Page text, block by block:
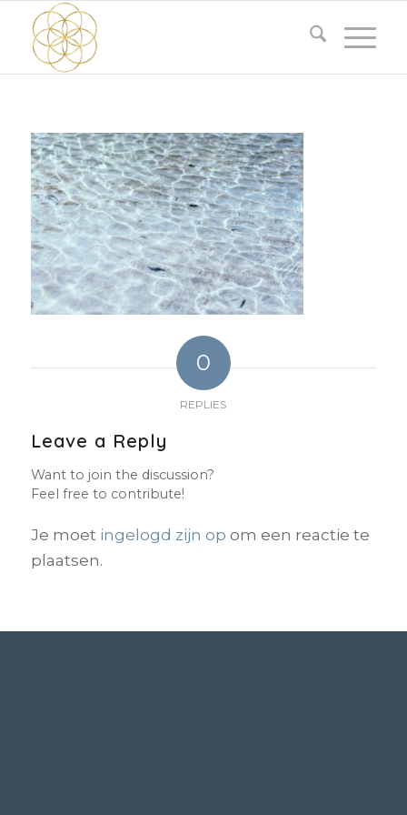
0
REPLIES
Leave a Reply
Want to join the discussion?
Feel free to contribute!
Je moet ingelogd zijn op om een reactie te
plaatsen.